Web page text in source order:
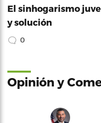
El sinhogarismo
y solución
0
Opinión y